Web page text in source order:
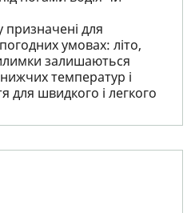
для
умовах: літо,
залишаються
температур і
для швидкого і легкого